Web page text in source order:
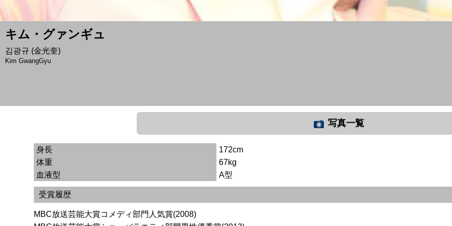
キム・グァンギュ
김광규 (金光奎)
Kim GwangGyu
写真一覧
身長
172cm
体重
67kg
血液型
A型
受賞履歴
MBC放送芸能大賞コメディ部門人気賞(2008)